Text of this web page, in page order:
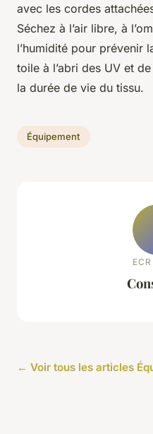
avec les cordes
Séchez à l’air libre, à
l’humidité pour prévenir
toile à l’abri des UV et
la durée de vie du tissu.
Équipement
← Voir tous les articles